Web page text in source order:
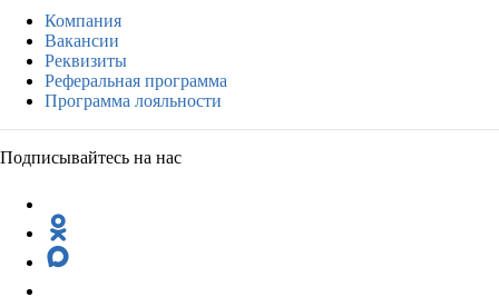
Компания
Вакансии
Реквизиты
Реферальная программа
Программа лояльности
Подписывайтесь на нас